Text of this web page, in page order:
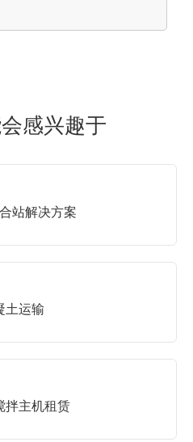
感兴趣于
站解决方案
土运输
拌主机租赁